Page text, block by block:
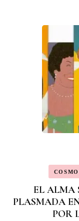
EL ALMA
PLASMADA
POR